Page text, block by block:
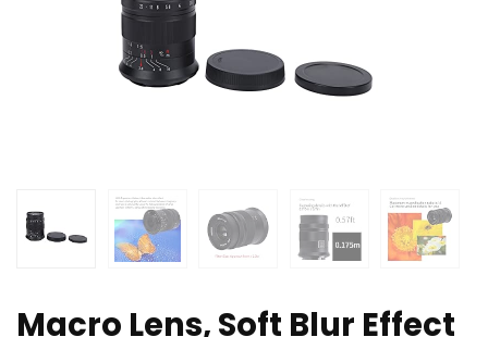
Macro Lens, Soft Blur Effect